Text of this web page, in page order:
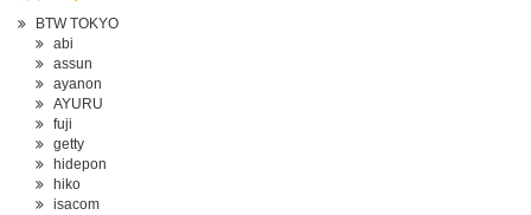
BTW TOKYO
abi
assun
ayanon
AYURU
fuji
getty
hidepon
hiko
isacom